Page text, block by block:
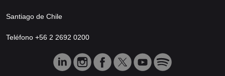
Santiago de Chile
Teléfono +56 2 2692 0200